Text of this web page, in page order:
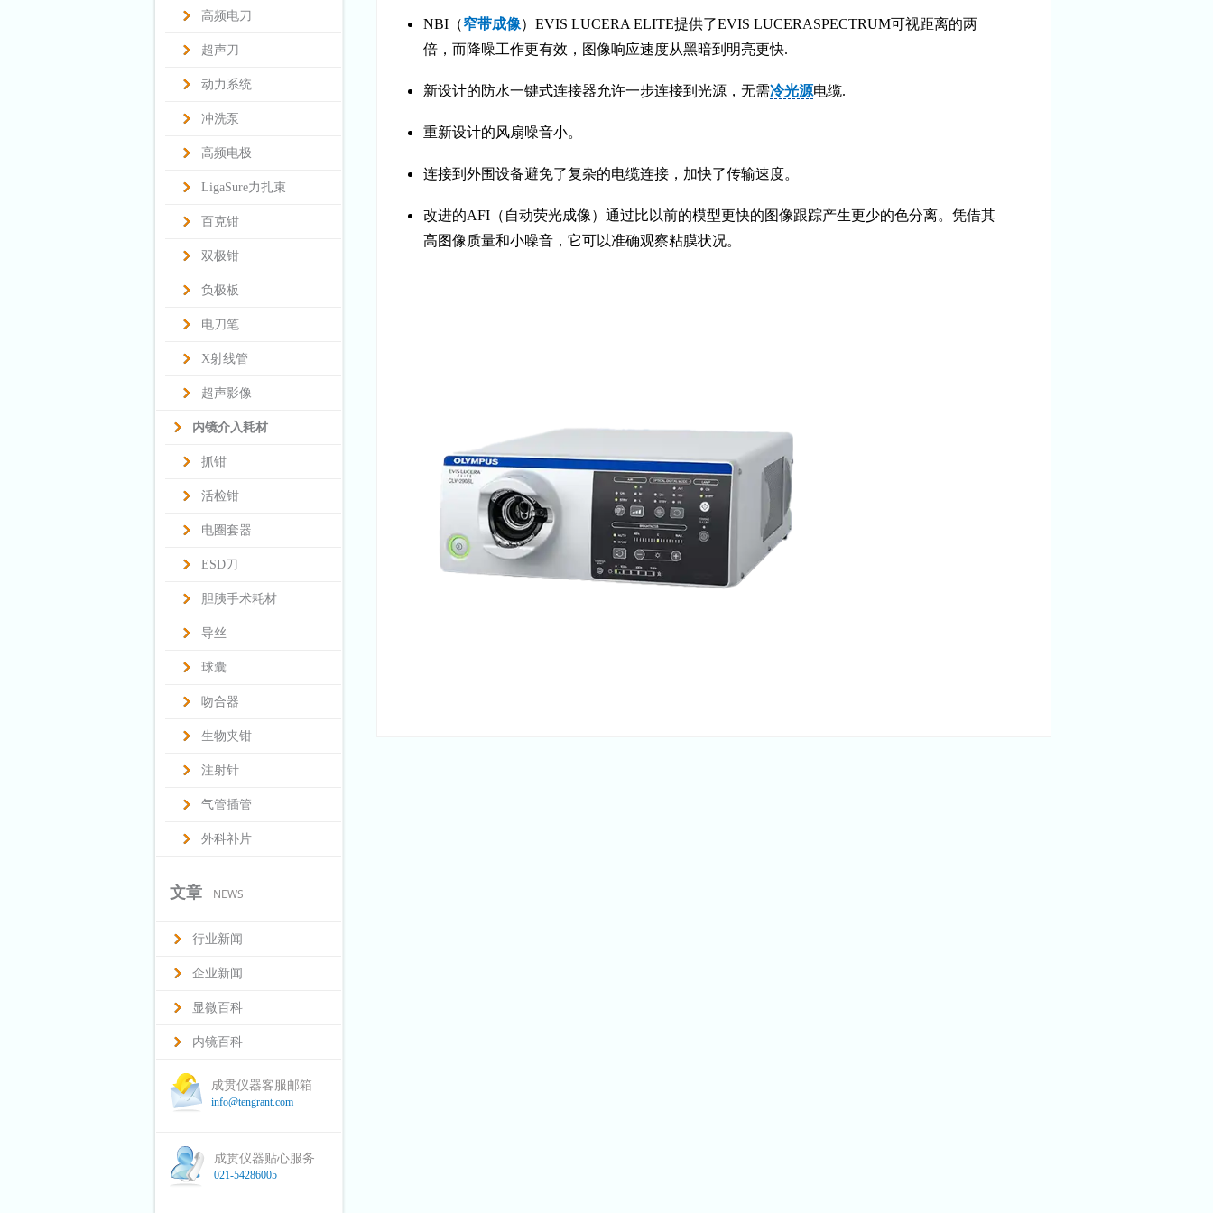
高频电刀
超声刀
动力系统
冲洗泵
高频电极
LigaSure力扎束
百克钳
双极钳
负极板
电刀笔
X射线管
超声影像
内镜介入耗材
抓钳
活检钳
电圈套器
ESD刀
胆胰手术耗材
导丝
球囊
吻合器
生物夹钳
注射针
气管插管
外科补片
文章 NEWS
行业新闻
企业新闻
显微百科
内镜百科
成贯仪器客服邮箱
info@tengrant.com
成贯仪器贴心服务
021-54286005
NBI（窄带成像）EVIS LUCERA ELITE提供了EVIS LUCERASPECTRUM可视距离的两
倍，而降噪工作更有效，图像响应速度从黑暗到明亮更快.
新设计的防水一键式连接器允许一步连接到光源，无需冷光源电缆.
重新设计的风扇噪音小。
连接到外围设备避免了复杂的电缆连接，加快了传输速度。
改进的AFI（自动荧光成像）通过比以前的模型更快的图像跟踪产生更少的色分离。凭借其
高图像质量和小噪音，它可以准确观察粘膜状况。